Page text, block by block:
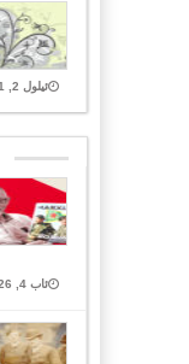
ئیلول 2, 2021 Closed
ئاب 4, 2026 Closed